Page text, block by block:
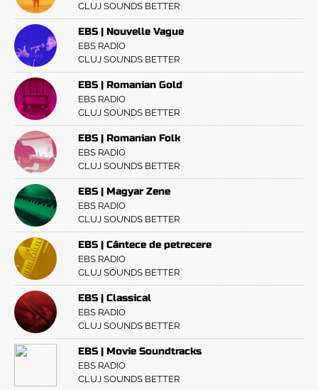
CLUJ SOUNDS BETTER
EBS | Nouvelle Vague
EBS RADIO
CLUJ SOUNDS BETTER
EBS | Romanian Gold
EBS RADIO
CLUJ SOUNDS BETTER
EBS | Romanian Folk
EBS RADIO
CLUJ SOUNDS BETTER
EBS | Magyar Zene
EBS RADIO
CLUJ SOUNDS BETTER
EBS | Cântece de petrecere
EBS RADIO
CLUJ SOUNDS BETTER
EBS | Classical
EBS RADIO
CLUJ SOUNDS BETTER
EBS | Movie Soundtracks
EBS RADIO
CLUJ SOUNDS BETTER